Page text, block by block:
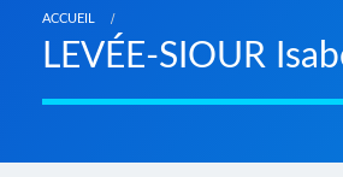
ACCUEIL
LEVÉE-SIOUR